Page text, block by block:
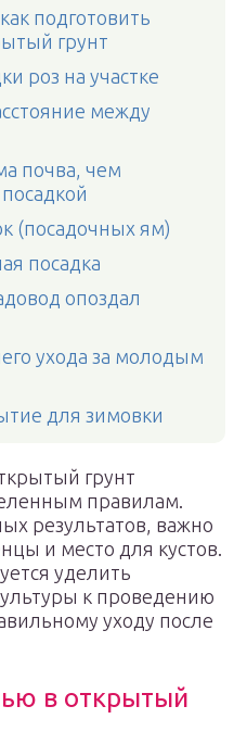
подготовить
грунт
роз на участке
между
почва, чем
(посадочных ям)
посадка
опоздал
ухода за молодым
для зимовки
грунт
правилам.
результатов, важно
и место для кустов.
уделить
к проведению
уходу после
в открытый